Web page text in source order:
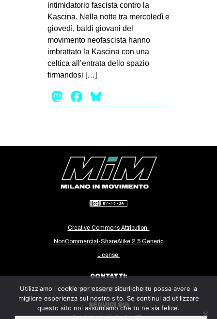
DIRITTO ALL’ABITARE
GENERI
MIGRAZIONI
PRECARIATO
REPRESSIONE
STUDENTI
CINEMA
MANIFESTI
MUSICA
AFRICA
AMERICHE
EUROPA
MEDIO ORIENTE
MONDO
intimidatorio fascista contro la
Kascina. Nella notte tra mercoledì e
giovedì, baldi giovani del
movimento neofascista hanno
imbrattato la Kascina con una
celtica all’entrata dello spazio
firmandosi […]
Mastodon
Facebook
Creative Commons Attribution-
NonCommercial-ShareAlike 2.5 Generic
License.
CONTATTI:
milanoinmovimento@gmail.com
SEGUICI SU:
Utilizziamo i cookie per essere sicuri che tu possa avere la
migliore esperienza sul nostro sito. Se continui ad utilizzare
questo sito noi assumiamo che tu ne sia felice.